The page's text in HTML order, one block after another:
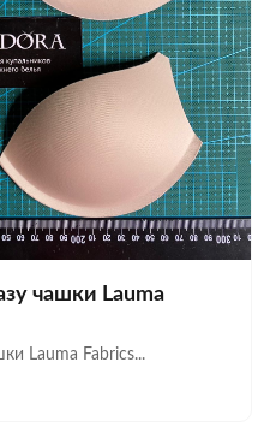
чашки Lauma
Lauma Fabrics...